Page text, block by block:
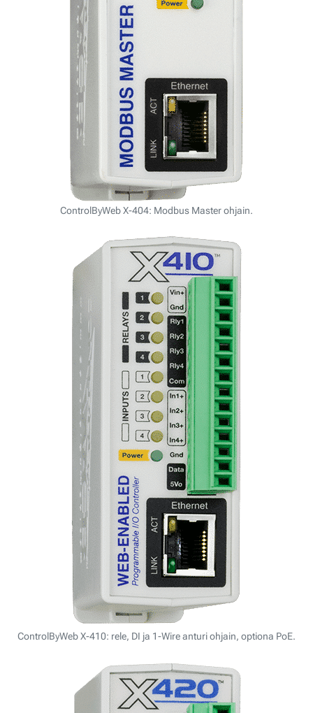
ControlByWeb X-404: Modbus Master ohjain.
ControlByWeb X-410: rele, DI ja 1-Wire anturi ohjain, optiona PoE.